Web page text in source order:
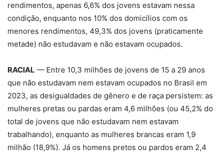
rendimentos, apenas 6,6% dos jovens estavam nessa
condição, enquanto nos 10% dos domicílios com os
menores rendimentos, 49,3% dos jovens (praticamente
metade) não estudavam e não estavam ocupados.
RACIAL — Entre 10,3 milhões de jovens de 15 a 29 anos
que não estudavam nem estavam ocupados no Brasil em
2023, as desigualdades de gênero e de raça persistem: as
mulheres pretas ou pardas eram 4,6 milhões (ou 45,2% do
total de jovens que não estudavam nem estavam
trabalhando), enquanto as mulheres brancas eram 1,9
milhão (18,9%). Já os homens pretos ou pardos eram 2,4